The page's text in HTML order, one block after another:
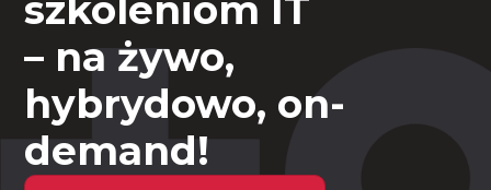
– na żywo,
hybrydowo, on-
demand!